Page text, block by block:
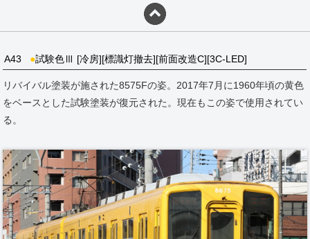
A43 ●試験色Ⅲ [冷房][標識灯撤去][前面改造C][3C-LED]
リバイバル塗装が施された8575Fの姿。2017年7月に1960年頃の黄色
をベースとした試験塗装が復元された。現在もこの姿で使用されてい
る。